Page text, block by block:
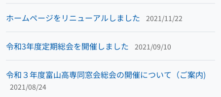
ホームページをリニューアルしました 2021/11/22
令和3年度定期総会を開催しました 2021/09/10
令和３年度富山高専同窓会総会の開催について（ご案内)
2021/08/24